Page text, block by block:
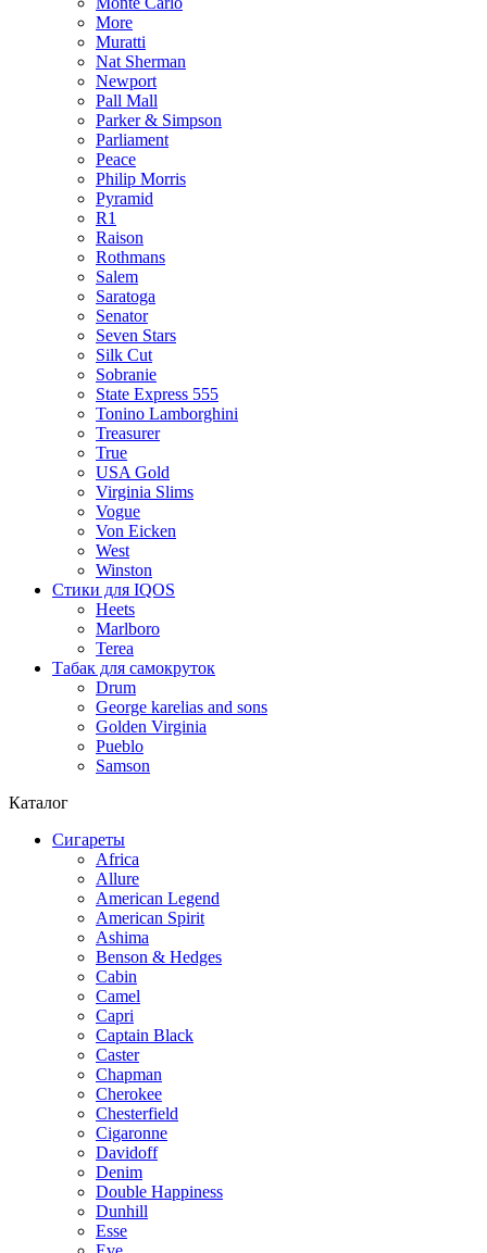
More
Muratti
Nat Sherman
Newport
Pall Mall
Parker & Simpson
Parliament
Peace
Philip Morris
Pyramid
R1
Raison
Rothmans
Salem
Saratoga
Senator
Seven Stars
Silk Cut
Sobranie
State Express 555
Tonino Lamborghini
Treasurer
True
USA Gold
Virginia Slims
Vogue
Von Eicken
West
Winston
Стики для IQOS
Heets
Marlboro
Terea
Табак для самокруток
Drum
George karelias and sons
Golden Virginia
Pueblo
Samson
Каталог
Сигареты
Africa
Allure
American Legend
American Spirit
Ashima
Benson & Hedges
Cabin
Camel
Capri
Captain Black
Caster
Chapman
Cherokee
Chesterfield
Cigaronne
Davidoff
Denim
Double Happiness
Dunhill
Esse